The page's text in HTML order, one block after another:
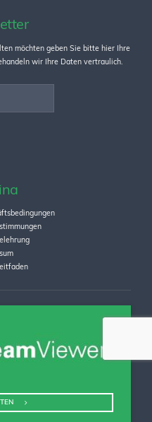
möchten geben Sie bitte hier Ihre
wir Ihre Daten vertraulich.